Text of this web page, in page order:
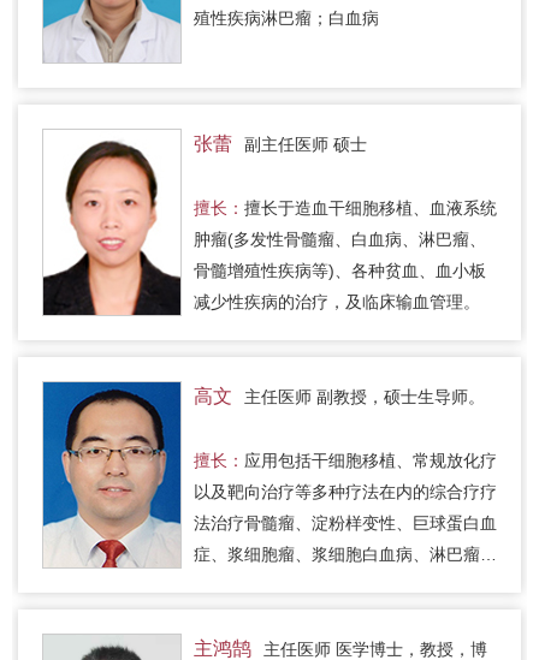
殖性疾病淋巴瘤；白血病
张蕾 副主任医师 硕士
擅长： 擅长于造血干细胞移植、血液系统
肿瘤(多发性骨髓瘤、白血病、淋巴瘤、
骨髓增殖性疾病等)、各种贫血、血小板
减少性疾病的治疗，及临床输血管理。
高文 主任医师 副教授，硕士生导师。
擅长： 应用包括干细胞移植、常规放化疗
以及靶向治疗等多种疗法在内的综合疗疗
法治疗骨髓瘤、淀粉样变性、巨球蛋白血
症、浆细胞瘤、浆细胞白血病、淋巴瘤、
主鸿鹄
主任医师 医学博士，教授，博